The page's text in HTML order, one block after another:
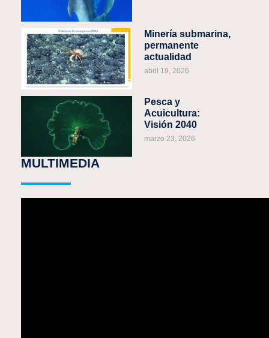
Minería submarina,
permanente
actualidad
abril 19, 2026
Pesca y
Acuicultura:
Visión 2040
marzo 23, 2026
MULTIMEDIA